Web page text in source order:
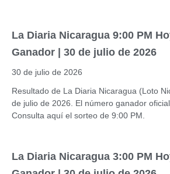
La Diaria Nicaragua 9:00 PM
Ganador | 30 de julio de 2026
30 de julio de 2026
Resultado de La Diaria Nicaragua (Loto
de julio de 2026. El número ganador
Consulta aquí el sorteo de 9:00 PM.
La Diaria Nicaragua 3:00 PM